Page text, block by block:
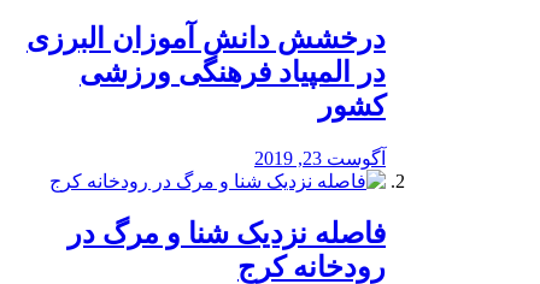
درخشش دانش آموزان البرزی
در المپیاد فرهنگی ورزشی
کشور
آگوست 23, 2019
️فاصله نزدیک شنا و مرگ در
رودخانه کرج